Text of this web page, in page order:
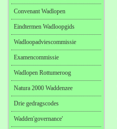
Convenant Wadlopen
Eindtermen Wadloopgids
Wadloopadviescommissie
Examencommissie
Wadlopen Rottumeroog
Natura 2000 Waddenzee
Drie gedragscodes
Wadden'governance'